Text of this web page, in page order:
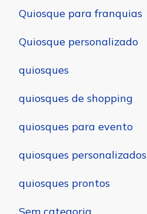
Quiosque para franquias
Quiosque personalizado
quiosques
quiosques de shopping
quiosques para evento
quiosques personalizados
quiosques prontos